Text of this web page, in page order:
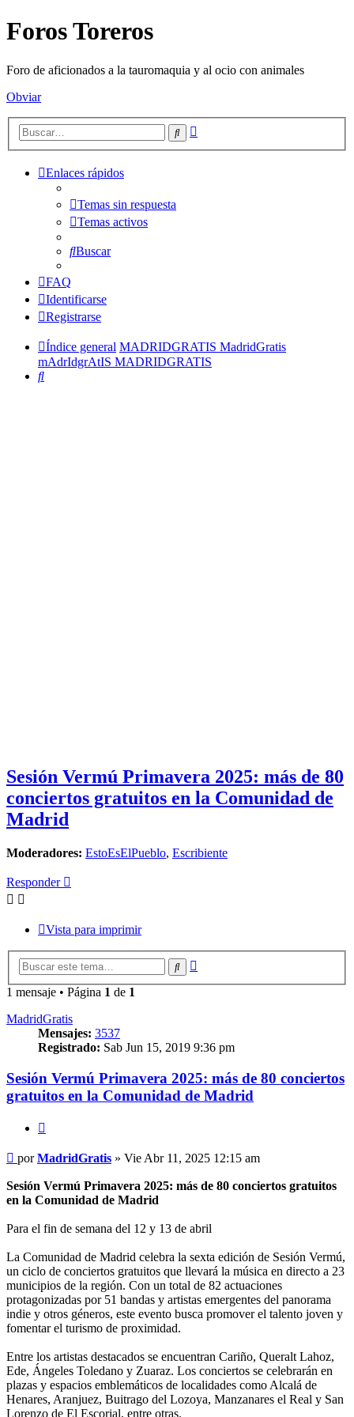
Foros Toreros
Foro de aficionados a la tauromaquia y al ocio con animales
Obviar
Buscar
Enlaces rápidos
Temas sin respuesta
Temas activos
Buscar
FAQ
Identificarse
Registrarse
Índice general MADRIDGRATIS MadridGratis
mAdrIdgrAtIS MADRIDGRATIS
Buscar
Sesión Vermú Primavera 2025: más de 80
conciertos gratuitos en la Comunidad de
Madrid
Moderadores: EstoEsElPueblo, Escribiente
Responder
Vista para imprimir
Buscar
1 mensaje • Página 1 de 1
MadridGratis
Mensajes: 3537
Registrado: Sab Jun 15, 2019 9:36 pm
Sesión Vermú Primavera 2025: más de 80 conciertos
gratuitos en la Comunidad de Madrid
Mensaje
porMadridGratis » Vie Abr 11, 2025 12:15 am
Sesión Vermú Primavera 2025: más de 80 conciertos gratuitos
en la Comunidad de Madrid
Para el fin de semana del 12 y 13 de abril
La Comunidad de Madrid celebra la sexta edición de Sesión Vermú,
un ciclo de conciertos gratuitos que llevará la música en directo a 23
municipios de la región. Con un total de 82 actuaciones
protagonizadas por 51 bandas y artistas emergentes del panorama
indie y otros géneros, este evento busca promover el talento joven y
fomentar el turismo de proximidad.
Entre los artistas destacados se encuentran Cariño, Queralt Lahoz,
Ede, Ángeles Toledano y Zuaraz. Los conciertos se celebrarán en
plazas y espacios emblemáticos de localidades como Alcalá de
Henares, Aranjuez, Buitrago del Lozoya, Manzanares el Real y San
Lorenzo de El Escorial, entre otras.